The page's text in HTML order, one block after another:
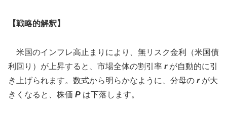
【戦略的解釈】
米国のインフレ高止まりにより、無リスク金利（米国債
利回り）が上昇すると、市場全体の割引率 rが自動的に引
き上げられます。数式から明らかなように、分母の rが大
きくなると、株価 P は下落します。